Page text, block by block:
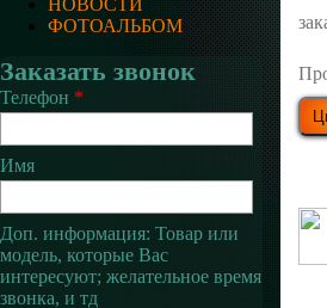
НОВОСТИ
ФОТОАЛЬБОМ
Заказать звонок
Телефон *
Имя
Доп. информация: Товар или
модель, которые Вас
интересуют; желательное время
звонка, и тд